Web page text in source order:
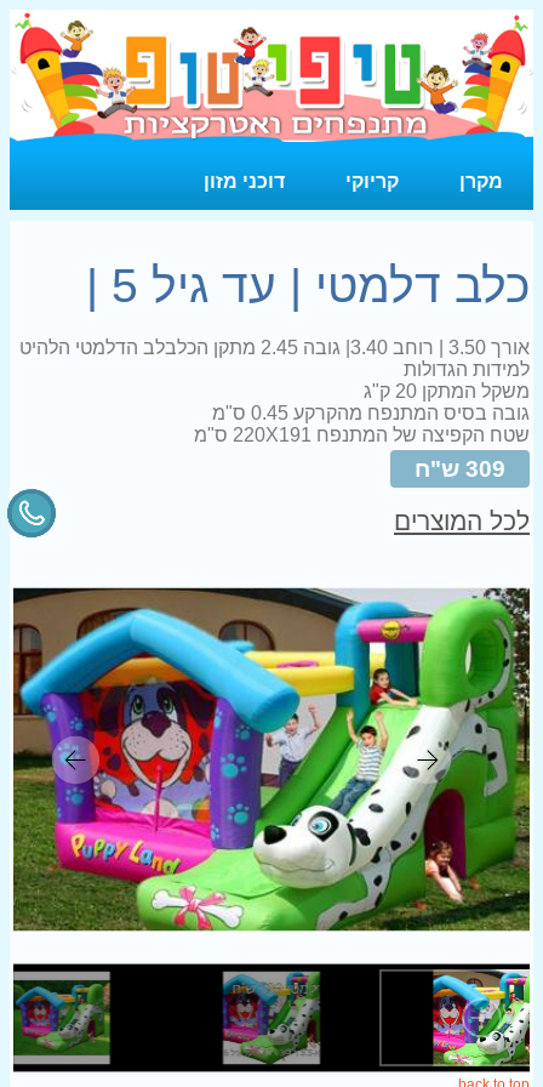
מקרן קריוקי דוכני מזון
כלב דלמטי | עד גיל 5 |
אורך 3.50 | רוחב 3.40| גובה 2.45 מתקן הכלבלב הדלמטי הלהיט
למידות הגדולות
משקל המתקן 20 ק"ג
גובה בסיס המתנפח מהקרקע 0.45 ס"מ
שטח הקפיצה של המתנפח 220X191 ס"מ
309 ש"ח
לכל המוצרים